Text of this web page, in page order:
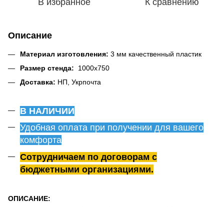
Описание
Материал изготовления: 3 мм качественный пластик
Размер стенда: 1000х750
Доставка: НП, Укрпочта
В НАЛИЧИИ
Удобная оплата при получении для вашего
комфорта
Сотрудничаем по договорам с
бюджетными организациями.
ОПИСАНИЕ: